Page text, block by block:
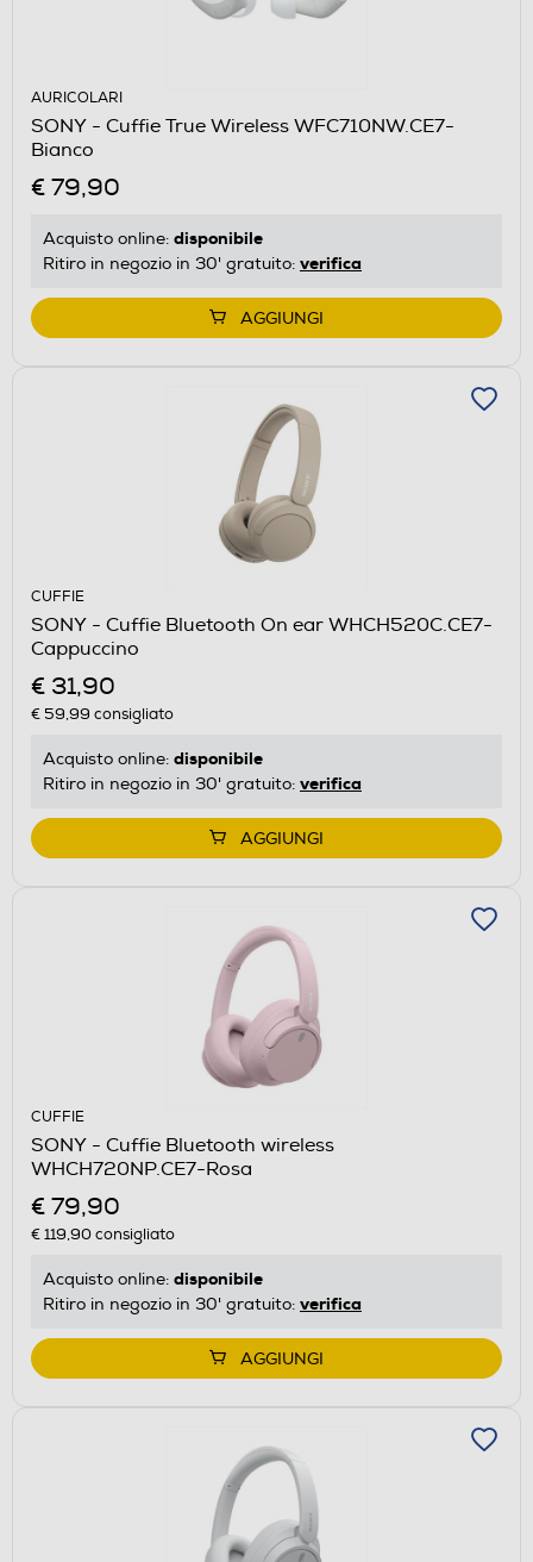
AURICOLARI
SONY - Cuffie True Wireless WFC710NW.CE7-
Bianco
€ 79,90
Acquisto online: disponibile
Ritiro in negozio in 30' gratuito: verifica
AGGIUNGI
CUFFIE
SONY - Cuffie Bluetooth On ear WHCH520C.CE7-
Cappuccino
€ 31,90
€ 59,99 consigliato
Acquisto online: disponibile
Ritiro in negozio in 30' gratuito: verifica
AGGIUNGI
CUFFIE
SONY - Cuffie Bluetooth wireless
WHCH720NP.CE7-Rosa
€ 79,90
€ 119,90consigliato
Acquisto online: disponibile
Ritiro in negozio in 30' gratuito: verifica
AGGIUNGI